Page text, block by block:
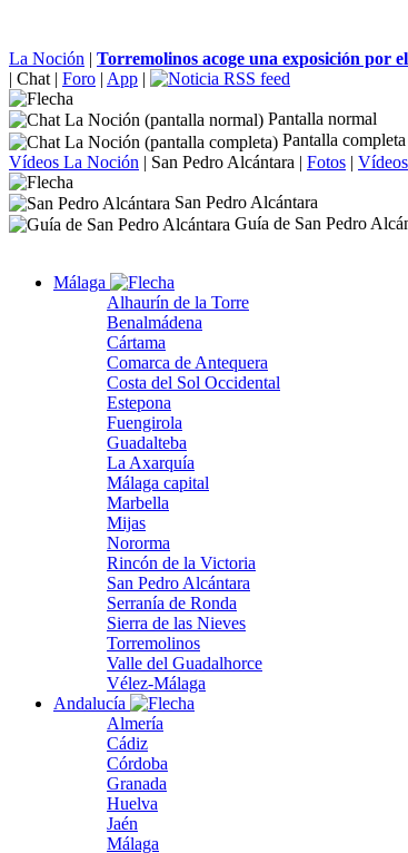
La Noción | Torremolinos acoge una exposición por
| Chat | Foro | App |
Pantalla normal
Pantalla completa
Vídeos La Noción | San Pedro Alcántara | Fotos | Vídeos
San Pedro Alcántara
Guía de San Pedro
Málaga
Alhaurín de la Torre
Benalmádena
Cártama
Comarca de Antequera
Costa del Sol Occidental
Estepona
Fuengirola
Guadalteba
La Axarquía
Málaga capital
Marbella
Mijas
Nororma
Rincón de la Victoria
San Pedro Alcántara
Serranía de Ronda
Sierra de las Nieves
Torremolinos
Valle del Guadalhorce
Vélez-Málaga
Andalucía
Almería
Cádiz
Córdoba
Granada
Huelva
Jaén
Málaga